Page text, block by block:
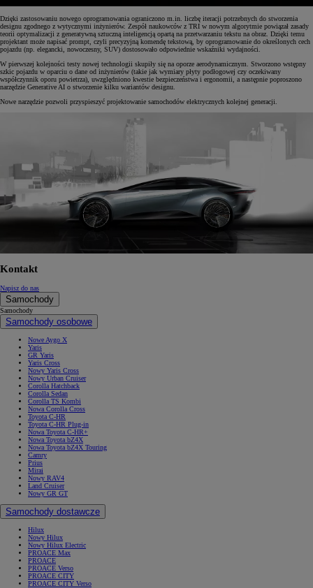
Dzięki zastosowaniu nowego oprogramowania ograniczono m.in. liczbę iteracji potrzebnych do stworzenia
designu zgodnego z wytycznymi inżynierów. Zespół naukowców z TRI w nowym algorytmie powiązał zasady
teorii optymalizacji z generatywną sztuczną inteligencją opartą na przetwarzaniu tekstu na obraz. Dzięki temu
projektant może napisać prompt, czyli precyzyjną komendę tekstową, by oprogramowanie do określonych cech
pojazdu (np. elegancki, nowoczesny, SUV) dostosowało odpowiednie wskaźniki wydajności.
W pierwszej kolejności testy nowej technologii skupiły się na oporze aerodynamicznym. Stworzono wstępny
szkic pojazdu w oparciu o dane od inżynierów (takie jak wymiary płyty podłogowej czy oczekiwany
współczynnik oporu powietrza), uwzględniono kwestie bezpieczeństwa i ergonomii, a następnie poproszono
narzędzie Generative AI o stworzenie kilku wariantów designu.
Nowe narzędzie pozwoli przyspieszyć projektowanie samochodów elektrycznych kolejnej generacji.
Kontakt
Napisz do nas
Samochody
Samochody
Samochody osobowe
Nowe Aygo X
Yaris
GR Yaris
Yaris Cross
Nowy Yaris Cross
Nowy Urban Cruiser
Corolla Hatchback
Corolla Sedan
Corolla TS Kombi
Nowa Corolla Cross
Toyota C-HR
Toyota C-HR Plug-in
Nowa Toyota C-HR+
Nowa Toyota bZ4X
Nowa Toyota bZ4X Touring
Camry
Prius
Mirai
Nowy RAV4
Land Cruiser
Nowy GR GT
Samochody dostawcze
Hilux
Nowy Hilux
Nowy Hilux Electric
PROACE Max
PROACE
PROACE Verso
PROACE CITY
PROACE CITY Verso